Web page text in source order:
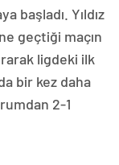
başladı. Yıldız
geçtiği maçın
ligdeki ilk
bir kez daha
2-1